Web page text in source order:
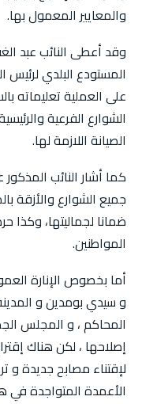
والمعايير المعمول بها.
وقد أعطى النائب عبد
المستودع البلدي
على العملية تعليماته
الشوارع الفرعية
الصيانة اللازمة لها.
كما أشار النائب
جميع الشوارع والأزقة
ضمانا لجماليتها،
المواطنين.
أما بخصوص الإنارة
و سيدي بومدين و
المحاكم ، و المجلس
إصلاحها ، لكن هناك
لإقتناء مصابح جديدة
الأعمدة المتواجدة في